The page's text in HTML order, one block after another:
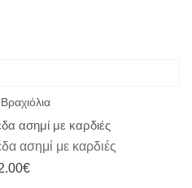
Βραχιόλια
ασημί με καρδιές
ασημί με καρδιές
€